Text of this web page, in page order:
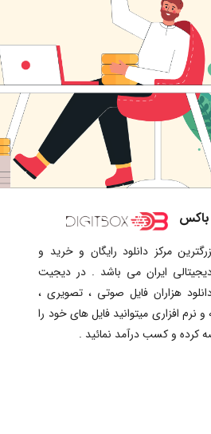
باکس
مرکز دانلود رایگان و خرید و
ایران می باشد . در دیجیت
هزاران فایل صوتی ، تصویری ،
نرم افزاری میتوانید فایل های خود را
و کسب درآمد نمائید .